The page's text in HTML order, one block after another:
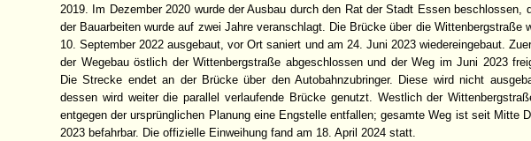
2019. Im Dezember 2020 wurde der Ausbau durch den Rat der Stadt Essen beschlossen,
der Bauarbeiten wurde auf zwei Jahre veranschlagt. Die Brücke über die Wittenbergstraße
10. September 2022 ausgebaut, vor Ort saniert und am 24. Juni 2023 wiedereingebaut.
der Wegebau östlich der Wittenbergstraße abgeschlossen und der Weg im Juni 2023
Die Strecke endet an der Brücke über den Autobahnzubringer. Diese wird nicht
dessen wird weiter die parallel verlaufende Brücke genutzt. Westlich der
entgegen der ursprünglichen Planung eine Engstelle entfallen; gesamte Weg ist seit Mitte
2023 befahrbar. Die offizielle Einweihung fand am 18. April 2024 statt.